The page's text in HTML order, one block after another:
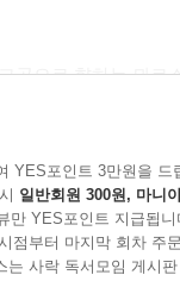
곳으로 향하는 뫼
YES포인트 3만원을 드
일반회원 300원, 마니
만 YES포인트 지급됩니
점부터 마지막 회차 주
는 사락 독서모임 게시